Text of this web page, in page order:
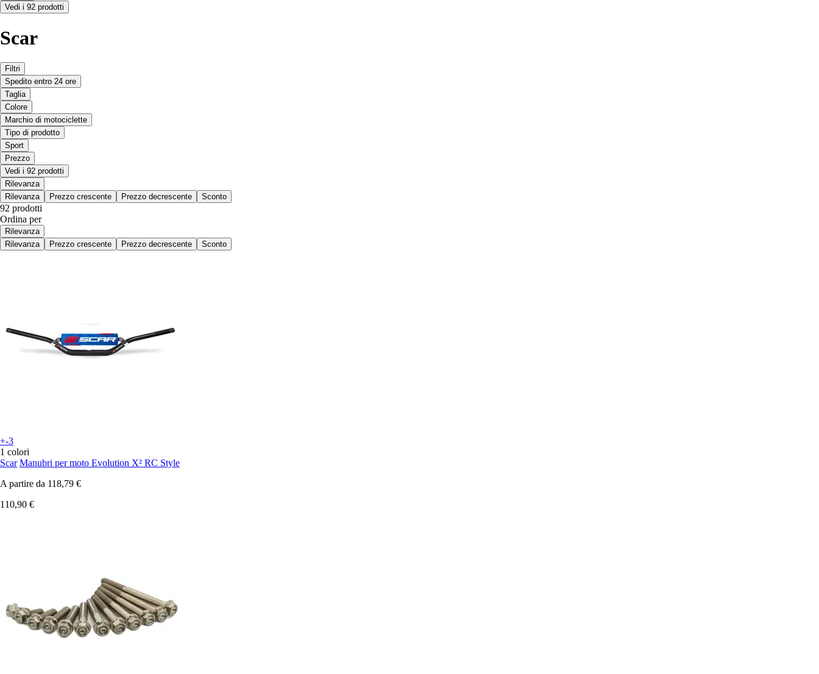
Vedi i 92 prodotti
Scar
Filtri
Spedito entro 24 ore
Taglia
Colore
Marchio di motociclette
Tipo di prodotto
Sport
Prezzo
Vedi i 92 prodotti
Rilevanza
Rilevanza
Prezzo crescente Prezzo decrescente Sconto
92 prodotti
Ordina per
Rilevanza
Rilevanza
Prezzo crescente Prezzo decrescente Sconto
+-3
1 colori
Scar Manubri per moto Evolution X² RC Style
A partire da 118,79 €
110,90 €